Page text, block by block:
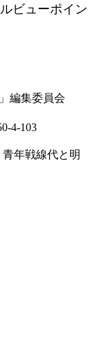
ビューポイン
編集委員会
4-103
年戦線代と明